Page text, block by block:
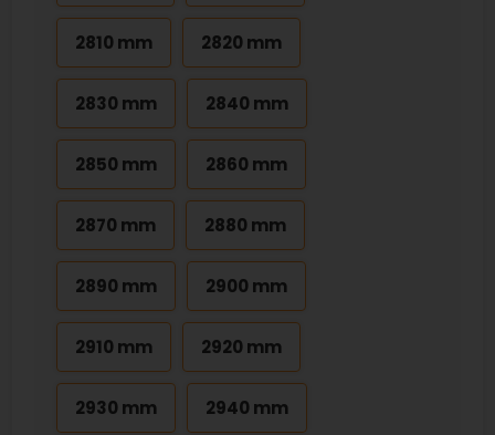
2810 mm 2820 mm
2830 mm 2840 mm
2850 mm 2860 mm
2870 mm 2880 mm
2890 mm 2900 mm
2910 mm 2920 mm
2930 mm 2940 mm